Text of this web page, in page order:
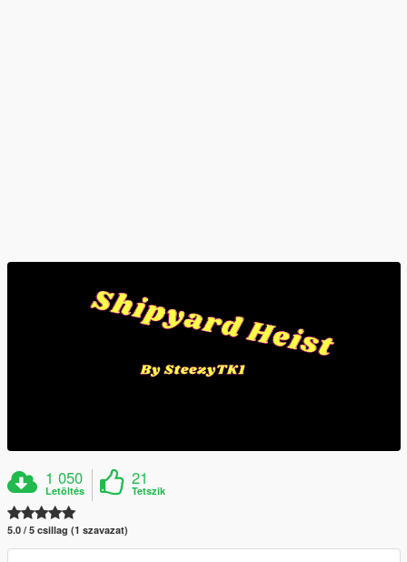
1 050
Letöltés
21
Tetszik
5.0 / 5 csillag (1 szavazat)